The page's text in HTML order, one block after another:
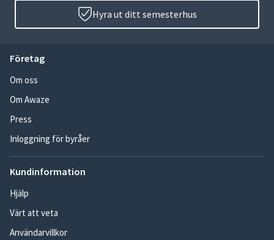
Hyra ut ditt semesterhus
Företag
Om oss
Om Awaze
Press
Inloggning för byråer
Kundinformation
Hjälp
Värt att veta
Användarvillkor